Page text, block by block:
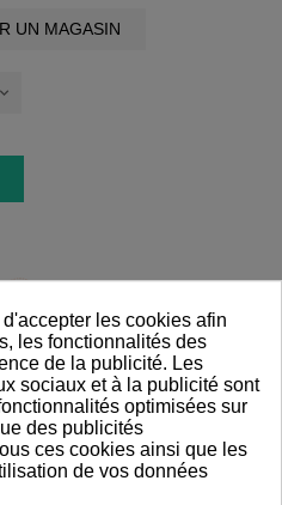
UN MAGASIN
les cookies afin
les fonctionnalités des
de la publicité. Les
sociaux et à la publicité sont
optimisées sur
des publicités
ces cookies ainsi que les
de vos données